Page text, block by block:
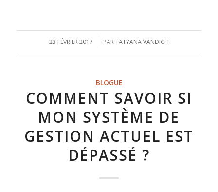
23 FÉVRIER 2017
/ PARTATYANA VANDICH
BLOGUE
COMMENT SAVOIR SI
MON SYSTÈME DE
GESTION ACTUEL EST
DÉPASSÉ ?